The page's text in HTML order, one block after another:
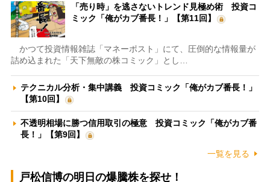
「売り時」を逃さないトレンド見極め術 投資コ
ミック「俺がカブ番長！」【第11回】
かつて投資情報雑誌「マネーポスト」にて、圧倒的な情報量が
詰め込まれた「天下無敵の株コミック」とし…
テクニカル分析・集中講義 投資コミック「俺がカブ番長！」
【第10回】
不透明相場に勝つ信用取引の極意 投資コミック「俺がカブ番
長！」【第9回】
一覧を見る
戸松信博の明日の爆騰株を探せ！